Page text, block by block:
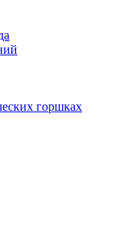
горшках